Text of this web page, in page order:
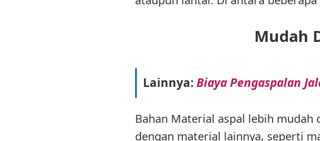
Mudah
Lainnya:Biaya Pengaspalan
Bahan Material aspal lebih
dengan material lainnya, seperti